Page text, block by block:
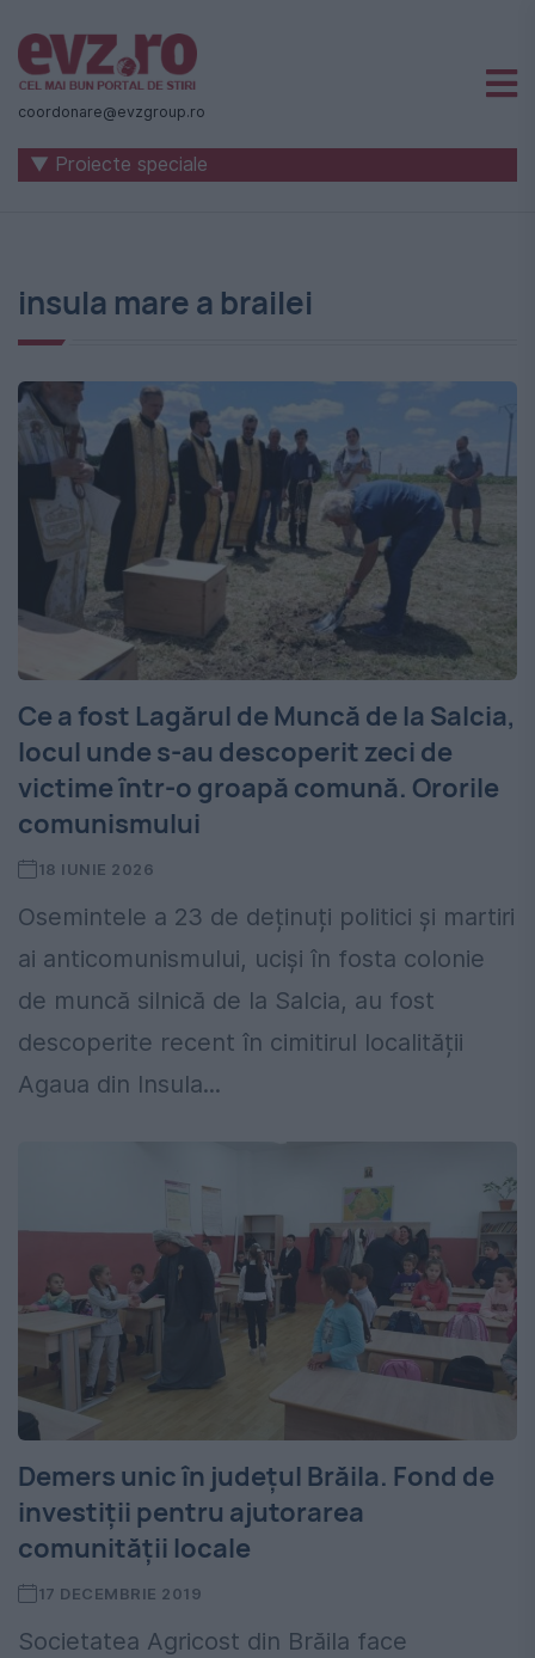
Știri
naționale
internaționale
-
Evenimentul
Zilei
coordonare@evzgroup.ro
▼ Proiecte speciale
insula mare a brailei
Ce a fost Lagărul de Muncă de la Salcia,
locul unde s-au descoperit zeci de
victime într-o groapă comună. Ororile
comunismului
18 IUNIE 2026
Osemintele a 23 de deținuți politici și martiri
ai anticomunismului, uciși în fosta colonie
de muncă silnică de la Salcia, au fost
descoperite recent în cimitirul localității
Agaua din Insula...
Demers unic în județul Brăila. Fond de
investiții pentru ajutorarea
comunității locale
17 DECEMBRIE 2019
Societatea Agricost din Brăila face